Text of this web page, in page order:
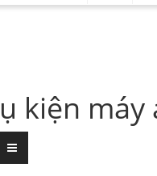
kiện máy